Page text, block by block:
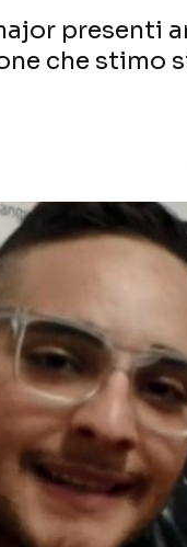
presenti
che stimo